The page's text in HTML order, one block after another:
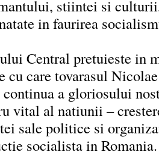
stiintei si
in faurirea
Central pretuieste in
cu care tovarasul
a gloriosului
vital al natiunii –
sale politice si
socialista in